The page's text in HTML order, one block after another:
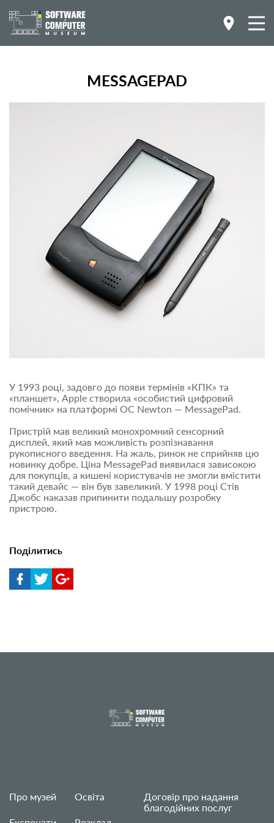
MESSAGEPAD
У 1993 році, задовго до появи термінів «КПК» та
«планшет», Apple створила «особистий цифровий
помічник» на платформі ОС Newton — MessagePad.
Пристрій мав великий монохромний сенсорний
дисплей, який мав можливість розпізнавання
рукописного введення. На жаль, ринок не сприйняв цю
новинку добре. Ціна MessagePad виявилася зависокою
для покупців, а кишені користувачів не змогли вмістити
такий девайс — він був завеликий. У 1998 році Стів
Джобс наказав припинити подальшу розробку
пристрою.
Поділитись
Про музей Освіта
Договір про надання
благодійних послуг